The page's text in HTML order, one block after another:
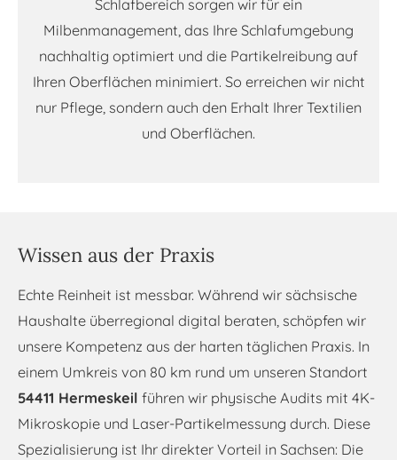
Schlafbereich sorgen wir für ein
Milbenmanagement, das Ihre Schlafumgebung
nachhaltig optimiert und die Partikelreibung auf
Ihren Oberflächen minimiert. So erreichen wir nicht
nur Pflege, sondern auch den Erhalt Ihrer Textilien
und Oberflächen.
Wissen aus der Praxis
Echte Reinheit ist messbar. Während wir sächsische
Haushalte überregional digital beraten, schöpfen wir
unsere Kompetenz aus der harten täglichen Praxis. In
einem Umkreis von 80 km rund um unseren Standort
54411 Hermeskeil führen wir physische Audits mit 4K-
Mikroskopie und Laser-Partikelmessung durch. Diese
Spezialisierung ist Ihr direkter Vorteil in Sachsen: Die